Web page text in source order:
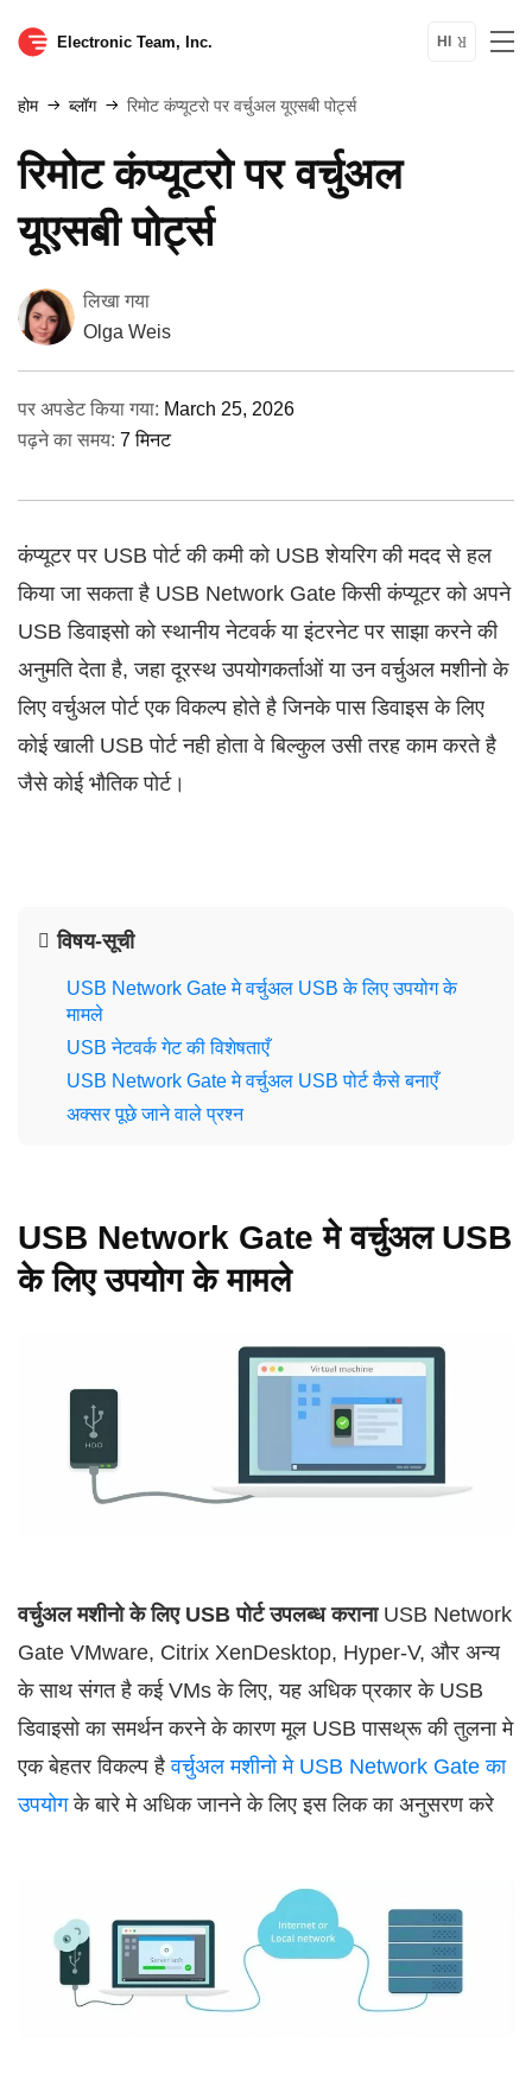
Electronic Team, Inc. HI
होम ब्लॉग रिमोट कंप्यूटरो पर वर्चुअल यूएसबी पोर्ट्स
रिमोट कंप्यूटरो पर वर्चुअल
यूएसबी पोर्ट्स
लिखा गया
Olga Weis
पर अपडेट किया गया: March 25, 2026
पढ़ने का समय: 7 मिनट
कंप्यूटर पर USB पोर्ट की कमी को USB शेयरिग की मदद से हल
किया जा सकता है USB Network Gate किसी कंप्यूटर को अपने
USB डिवाइसो को स्थानीय नेटवर्क या इंटरनेट पर साझा करने की
अनुमति देता है, जहा दूरस्थ उपयोगकर्ताओं या उन वर्चुअल मशीनो के
लिए वर्चुअल पोर्ट एक विकल्प होते है जिनके पास डिवाइस के लिए
कोई खाली USB पोर्ट नही होता वे बिल्कुल उसी तरह काम करते है
जैसे कोई भौतिक पोर्ट।
विषय-सूची
USB Network Gate मे वर्चुअल USB के लिए उपयोग के
मामले
USB नेटवर्क गेट की विशेषताएँ
USB Network Gate मे वर्चुअल USB पोर्ट कैसे बनाएँ
अक्सर पूछे जाने वाले प्रश्न
USB Network Gate मे वर्चुअल USB
के लिए उपयोग के मामले
वर्चुअल मशीनो के लिए USB पोर्ट उपलब्ध करानाUSB Network
Gate VMware, Citrix XenDesktop, Hyper-V, और अन्य
के साथ संगत है कई VMs के लिए, यह अधिक प्रकार के USB
डिवाइसो का समर्थन करने के कारण मूल USB पासथ्रू की तुलना मे
एक बेहतर विकल्प हैवर्चुअल मशीनो मे USB Network Gate का
उपयोगके बारे मे अधिक जानने के लिए इस लिक का अनुसरण करे